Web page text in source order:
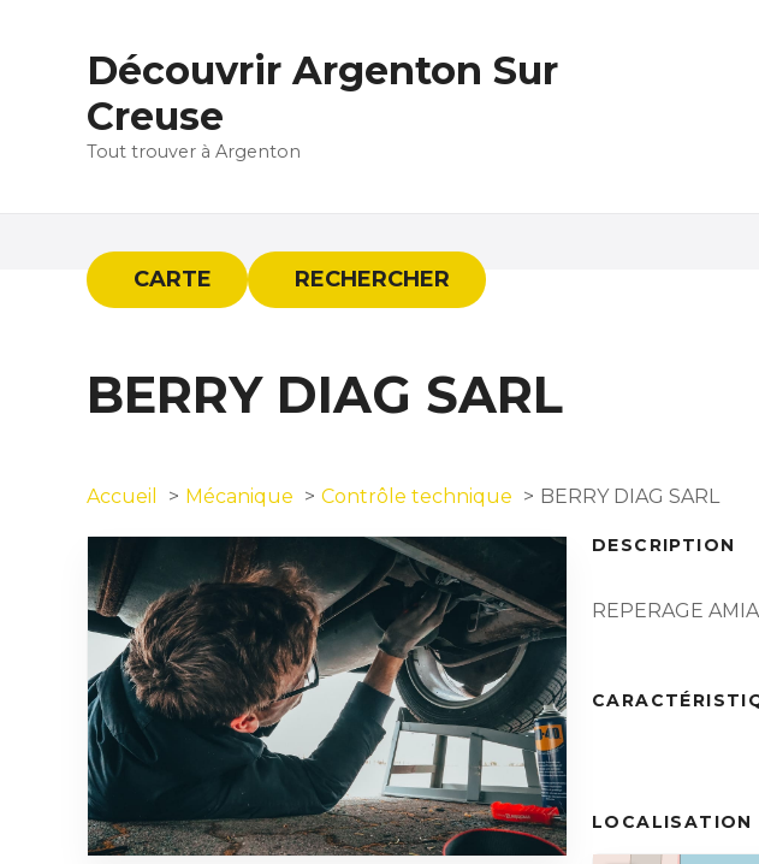
Découvrir Argenton Sur
Creuse
Tout trouver à Argenton
CARTE RECHERCHER
BERRY DIAG SARL
Accueil Mécanique Contrôle technique BERRY DIAG SARL
DESCRIPTION
REPERAGE
LOCALISATION